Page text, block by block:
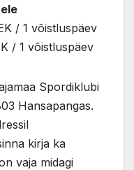
1 võistluspäev
/ 1 võistluspäev
Spordiklubi
Hansapangas.
kirja ka
vaja midagi